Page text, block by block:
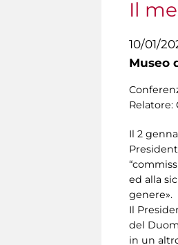
Il
10/01/
Museo
Relatore:
Il 2
ed alla
genere».
Il
del
in un